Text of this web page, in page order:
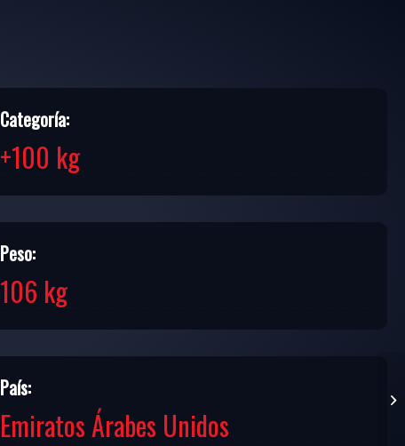
Categoría:
+100 kg
Peso:
106 kg
País:
Emiratos Árabes Unidos